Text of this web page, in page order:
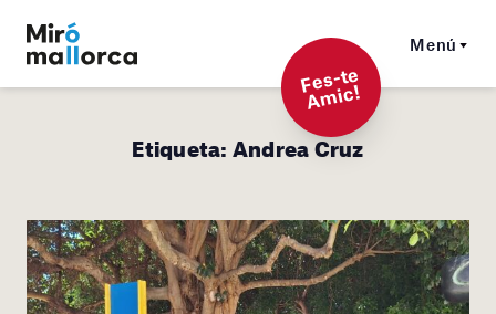
Menú
F
es-t
e
A
mi
c!
Etiqueta: Andrea Cruz